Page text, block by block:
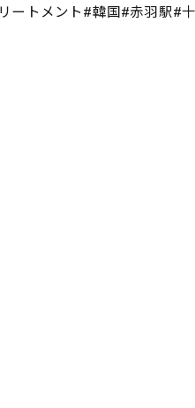
ートメント#韓国#赤羽駅#